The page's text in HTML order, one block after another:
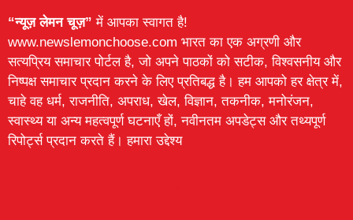
“न्यूज़ लेमन चूज़” में आपका स्वागत है!
www.newslemonchoose.com भारत का एक अग्रणी और
सत्यप्रिय समाचार पोर्टल है, जो अपने पाठकों को सटीक, विश्वसनीय और
निष्पक्ष समाचार प्रदान करने के लिए प्रतिबद्ध है। हम आपको हर क्षेत्र में,
चाहे वह धर्म, राजनीति, अपराध, खेल, विज्ञान, तकनीक, मनोरंजन,
स्वास्थ्य या अन्य महत्वपूर्ण घटनाएँ हों, नवीनतम अपडेट्स और तथ्यपूर्ण
रिपोर्ट्स प्रदान करते हैं। हमारा उद्देश्य